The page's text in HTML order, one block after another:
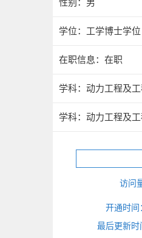
性别：男
学位：工学博士学位
在职信息：在职
学科：动力工程及
学科：动力工程及
访问
开通时间
最后更新时